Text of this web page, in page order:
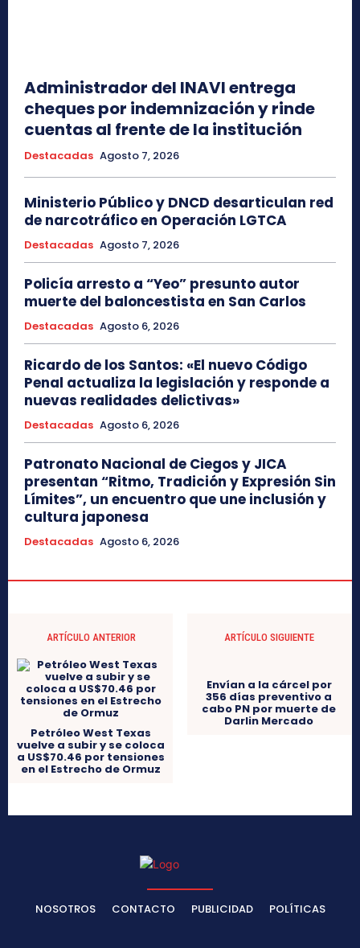
Administrador del INAVI entrega
cheques por indemnización y rinde
cuentas al frente de la institución
Destacadas Agosto 7, 2026
Ministerio Público y DNCD desarticulan red
de narcotráfico en Operación LGTCA
Destacadas Agosto 7, 2026
Policía arresto a “Yeo” presunto autor
muerte del baloncestista en San Carlos
Destacadas Agosto 6, 2026
Ricardo de los Santos: «El nuevo Código
Penal actualiza la legislación y responde a
nuevas realidades delictivas»
Destacadas Agosto 6, 2026
Patronato Nacional de Ciegos y JICA
presentan “Ritmo, Tradición y Expresión Sin
Límites”, un encuentro que une inclusión y
cultura japonesa
Destacadas Agosto 6, 2026
ARTÍCULO ANTERIOR
Petróleo West Texas
vuelve a subir y se coloca
a US$70.46 por tensiones
en el Estrecho de Ormuz
ARTÍCULO SIGUIENTE
Envían a la cárcel por
NOSOTROS CONTACTO PUBLICIDAD POLÍTICAS